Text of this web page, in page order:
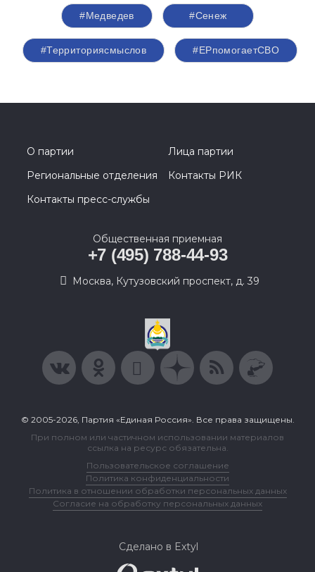
#Медведев #Сенеж
#Территориясмыслов #ЕРпомогаетСВО
О партии
Лица партии
Региональные отделения
Контакты РИК
Контакты пресс-службы
Общественная приемная
+7 (495) 788-44-93
Москва, Кутузовский проспект, д. 39
© 2005-2026, Партия «Единая Россия». Все права защищены.
При полном или частичном использовании материалов
ссылка на ресурс обязательна.
Пользовательское соглашение
Политика конфиденциальности
Политика в отношении обработки персональных данных
Согласие на обработку персональных данных
Сделано в Extyl